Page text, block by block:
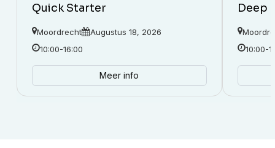
Quick Starter
Moordrecht
Augustus 18, 2026
10:00-16:00
Meer info
Deep
10:00-